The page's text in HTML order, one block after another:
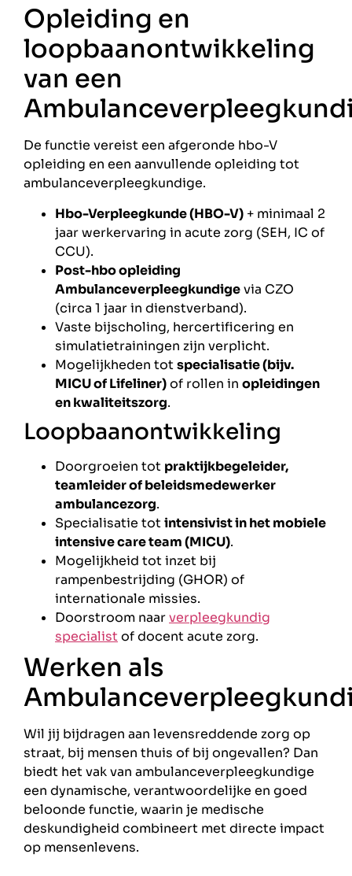
Opleiding en
loopbaanontwikkeling
van een
De functie vereist een afgeronde hbo-V
opleiding en een aanvullende opleiding tot
ambulanceverpleegkundige.
Hbo-Verpleegkunde (HBO-V) + minimaal 2
jaar werkervaring in acute zorg (SEH, IC of
CCU).
Post-hbo opleiding
Ambulanceverpleegkundigevia CZO
(circa 1 jaar in dienstverband).
Vaste bijscholing, hercertificering en
simulatietrainingen zijn verplicht.
Mogelijkheden totspecialisatie (bijv.
MICU of Lifeliner)of rollen in opleidingen
en kwaliteitszorg.
Loopbaanontwikkeling
Doorgroeien tot praktijkbegeleider,
teamleider of beleidsmedewerker
ambulancezorg.
Specialisatie totintensivist in het mobiele
intensive care team (MICU).
Mogelijkheid tot inzet bij
rampenbestrijding (GHOR) of
internationale missies.
Doorstroom naarverpleegkundig
specialist of docent acute zorg.
Werken als
Wil jij bijdragen aan levensreddende zorg op
straat, bij mensen thuis of bij ongevallen? Dan
biedt het vak van ambulanceverpleegkundige
een dynamische, verantwoordelijke en goed
beloonde functie, waarin je medische
deskundigheid combineert met directe impact
op mensenlevens.